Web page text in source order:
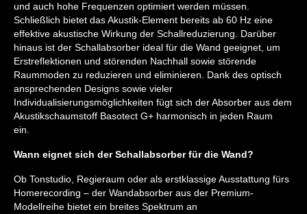
und auch hohe Frequenzen optimiert werden müssen.
Schließlich bietet das Akustik-Element bereits ab 60 Hz eine
effektive akustische Wirkung der Schallreduzierung. Darüber
hinaus ist der Schallabsorber ideal für die Wand geeignet, um
Erstreflektionen und störenden Nachhall sowie störende
Raummoden zu reduzieren und eliminieren. Dank des optisch
ansprechenden Designs sowie vieler
Individualisierungsmöglichkeiten fügt sich der Absorber aus dem
Akustikschaumstoff Basotect G+ harmonisch in jeden Raum
ein.
Wann eignet sich der Schallabsorber für die Wand?
Ob Tonstudio, Regieraum oder als erstklassige Ausstattung fürs
Homerecording – der Wandabsorber aus der Premium-
Modellreihe bietet ein breites Spektrum an